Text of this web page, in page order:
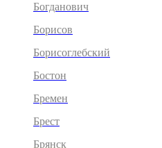
Богданович
Борисов
Борисоглебский
Бостон
Бремен
Брест
Брянск